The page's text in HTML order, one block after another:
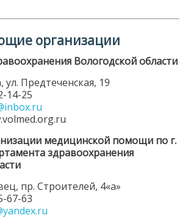
организации
Вологодской области
ул. Предтеченская, 19
14-25
медицинской помощи по г.
здравоохранения
пр. Строителей, 4«а»
67-63